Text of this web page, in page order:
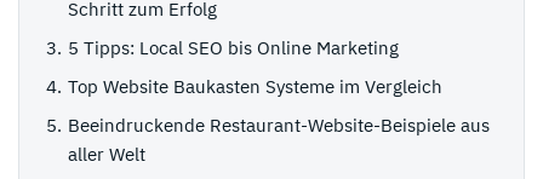
Schritt zum Erfolg
5 Tipps: Local SEO bis Online Marketing
Top Website Baukasten Systeme im Vergleich
Beeindruckende Restaurant-Website-Beispiele aus
aller Welt